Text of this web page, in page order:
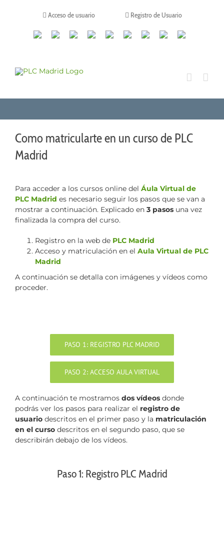
Acceso de usuario Registro de Usuario
CanalesLinkedinYoutubeTiktokFacebookInstagram
X TwitchContacto
Como matricularte en un curso de PLC
Madrid
Para acceder a los cursos online del Áula Virtual de
PLC Madrid es necesario seguir los pasos que se van a
mostrar a continuación. Explicado en 3 pasos una vez
finalizada la compra del curso.
Registro en la web de PLC Madrid
Acceso y matriculación en el Aula Virtual de PLC
Madrid
A continuación se detalla con imágenes y vídeos como
proceder.
PASO 1: REGISTRO PLC MADRID
PASO 2: ACCESO AULA VIRTUAL
A continuación te mostramos dos vídeos donde
podrás ver los pasos para realizar el registro de
usuario descritos en el primer paso y la matriculación
en el curso descritos en el segundo paso, que se
describirán debajo de los vídeos.
Paso 1: Registro PLC Madrid